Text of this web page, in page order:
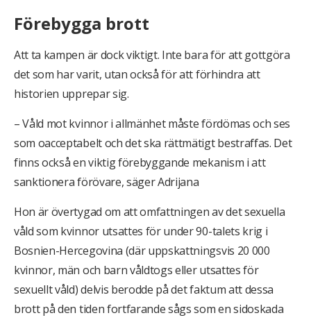
Förebygga brott
Att ta kampen är dock viktigt. Inte bara för att gottgöra
det som har varit, utan också för att förhindra att
historien upprepar sig.
– Våld mot kvinnor i allmänhet måste fördömas och ses
som oacceptabelt och det ska rättmätigt bestraffas. Det
finns också en viktig förebyggande mekanism i att
sanktionera förövare, säger Adrijana
Hon är övertygad om att omfattningen av det sexuella
våld som kvinnor utsattes för under 90-talets krig i
Bosnien-Hercegovina (där uppskattningsvis 20 000
kvinnor, män och barn våldtogs eller utsattes för
sexuellt våld) delvis berodde på det faktum att dessa
brott på den tiden fortfarande sågs som en sidoskada